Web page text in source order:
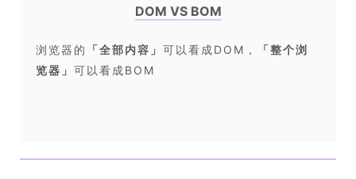
DOM VS BOM
浏览器的 「全部内容 」 可以看成DOM， 「整个浏
览器 」 可以看成BOM